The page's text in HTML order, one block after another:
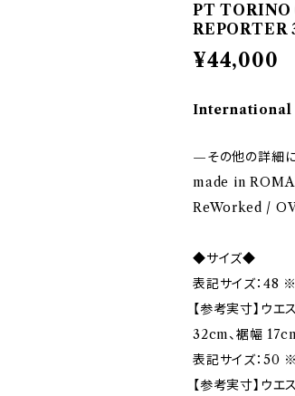
PT TORINO（
REPORTER
¥44,000
International
—その他の詳細
made in
ReWorked /
◆サイズ◆
表記サイズ：48
【参考実寸】ウ
32cm、裾幅
表記サイズ：50
【参考実寸】ウ